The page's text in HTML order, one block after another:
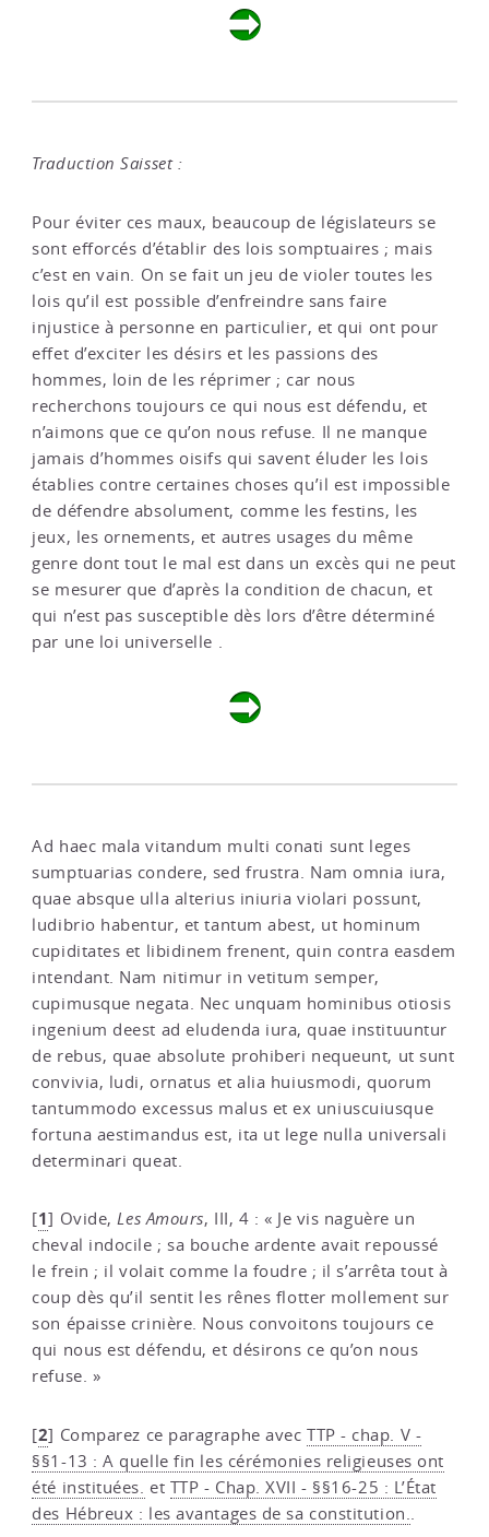
Traduction Saisset :
Pour éviter ces maux, beaucoup de législateurs se
sont efforcés d’établir des lois somptuaires ; mais
c’est en vain. On se fait un jeu de violer toutes les
lois qu’il est possible d’enfreindre sans faire
injustice à personne en particulier, et qui ont pour
effet d’exciter les désirs et les passions des
hommes, loin de les réprimer ; car nous
recherchons toujours ce qui nous est défendu, et
n’aimons que ce qu’on nous refuse. Il ne manque
jamais d’hommes oisifs qui savent éluder les lois
établies contre certaines choses qu’il est impossible
de défendre absolument, comme les festins, les
jeux, les ornements, et autres usages du même
genre dont tout le mal est dans un excès qui ne peut
se mesurer que d’après la condition de chacun, et
qui n’est pas susceptible dès lors d’être déterminé
par une loi universelle .
Ad haec mala vitandum multi conati sunt leges
sumptuarias condere, sed frustra. Nam omnia iura,
quae absque ulla alterius iniuria violari possunt,
ludibrio habentur, et tantum abest, ut hominum
cupiditates et libidinem frenent, quin contra easdem
intendant. Nam nitimur in vetitum semper,
cupimusque negata. Nec unquam hominibus otiosis
ingenium deest ad eludenda iura, quae instituuntur
de rebus, quae absolute prohiberi nequeunt, ut sunt
convivia, ludi, ornatus et alia huiusmodi, quorum
tantummodo excessus malus et ex uniuscuiusque
fortuna aestimandus est, ita ut lege nulla universali
determinari queat.
[1] Ovide,Les Amours, III, 4 : « Je vis naguère un
cheval indocile ; sa bouche ardente avait repoussé
le frein ; il volait comme la foudre ; il s’arrêta tout à
coup dès qu’il sentit les rênes flotter mollement sur
son épaisse crinière. Nous convoitons toujours ce
qui nous est défendu, et désirons ce qu’on nous
refuse. »
[2] Comparez ce paragraphe avec TTP - chap. V -
§§1-13 : A quelle fin les cérémonies religieuses ont
été instituées. et TTP - Chap. XVII - §§16-25 : L’État
des Hébreux : les avantages de sa constitution.